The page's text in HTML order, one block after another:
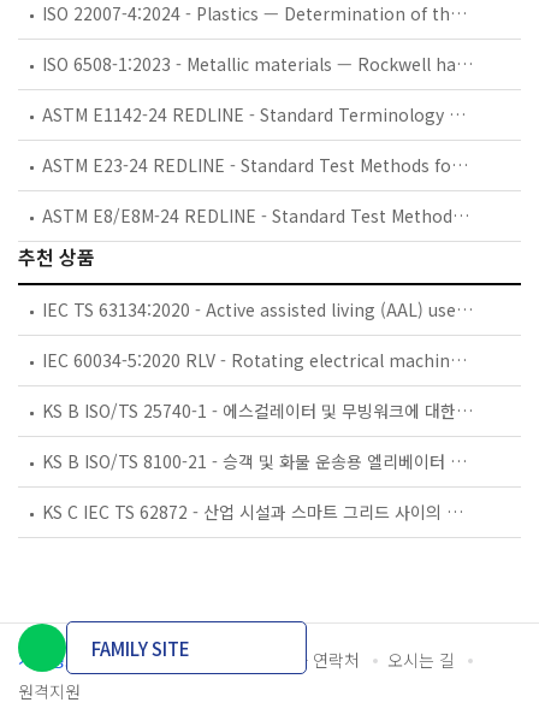
ISO 22007-4:2024 - Plastics — Determination of thermal conductivity and thermal diffusivity — Part 4: Light flash method
ISO 6508-1:2023 - Metallic materials — Rockwell hardness test — Part 1: Test method
ASTM E1142-24 REDLINE - Standard Terminology Relating to Thermophysical Properties
ASTM E23-24 REDLINE - Standard Test Methods for Notched Bar Impact Testing of Metallic Materials
ASTM E8/E8M-24 REDLINE - Standard Test Methods for Tension Testing of Metallic Materials
추천 상품
IEC TS 63134:2020 - Active assisted living (AAL) use cases
IEC 60034-5:2020 RLV - Rotating electrical machines - Part 5: Degrees of protection provided by the integral design of rotating electrical machines (IP code) - Classification
KS B ISO/TS 25740-1 - 에스컬레이터 및 무빙워크에 대한 안전요건 — 제1부: 세계공통 필수 안전요건(GESRs)
KS B ISO/TS 8100-21 - 승객 및 화물 운송용 엘리베이터 —제21부: 세계공통 필수안전요건(GESRs)을 충족하는 세계공통 안전 파라미터(GSPs)
KS C IEC TS 62872 - 산업 시설과 스마트 그리드 사이의 산업 공정 측정, 제어 및 자동화 시스템 인터페이스
개인정보처리방침 이용약관 담당자 연락처
오시는 길
원격지원
FAMILY SITE